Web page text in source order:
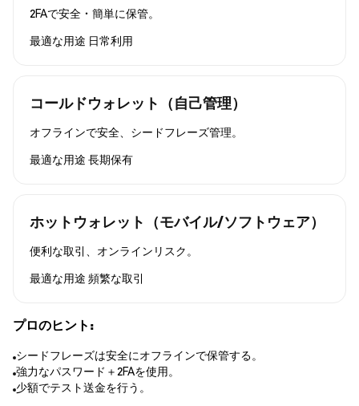
2FAで安全・簡単に保管。
最適な用途 日常利用
コールドウォレット（自己管理）
オフラインで安全、シードフレーズ管理。
最適な用途 長期保有
ホットウォレット（モバイル/ソフトウェア）
便利な取引、オンラインリスク。
最適な用途 頻繁な取引
プロのヒント:
シードフレーズは安全にオフラインで保管する。
強力なパスワード＋2FAを使用。
少額でテスト送金を行う。